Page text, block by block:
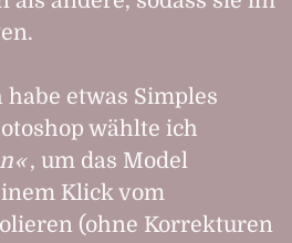
etwas Simples
wählte ich
, um das Model
Klick vom
(ohne Korrekturen